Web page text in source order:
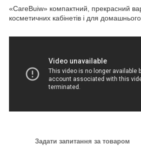
«CareBuiw» компактний, прекрасний
косметичних кабінетів і для
Задати запитання за товаром